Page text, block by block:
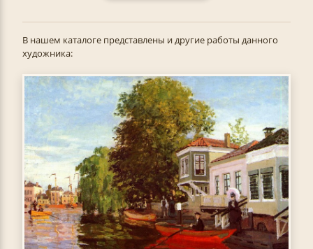
В нашем каталоге представлены и другие работы данного
художника: